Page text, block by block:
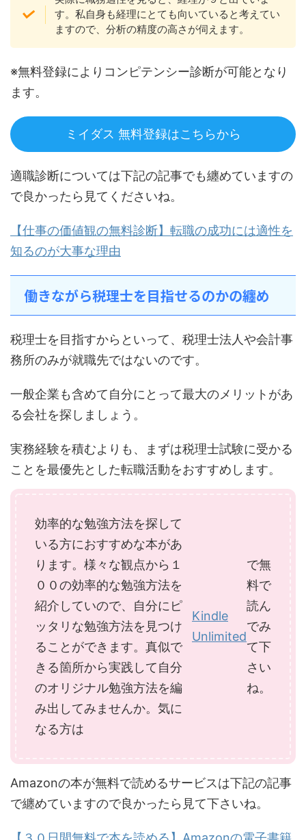
す。私自身も経理にとても向いていると考えてい
ますので、分析の精度の高さが伺えます。
※無料登録によりコンピテンシー診断が可能となり
ます。
ミイダス 無料登録はこちらから
適職診断については下記の記事でも纏めていますの
で良かったら見てくださいね。
【仕事の価値観の無料診断】転職の成功には適性を
知るのが大事な理由
働きながら税理士を目指せるのかの纏め
税理士を目指すからといって、税理士法人や会計事
務所のみが就職先ではないのです。
一般企業も含めて自分にとって最大のメリットがあ
る会社を探しましょう。
実務経験を積むよりも、まずは税理士試験に受かる
ことを最優先とした転職活動をおすすめします。
効率的な勉強方法を探して
いる方におすすめな本があ
ります。様々な観点から１
００の効率的な勉強方法を
紹介していので、自分にピ
ッタリな勉強方法を見つけ
ることができます。真似で
きる箇所から実践して自分
のオリジナル勉強方法を編
み出してみませんか。気に
なる方は
Kindle
Unlimited
で無
料で
読ん
でみ
て下
さい
ね。
Amazonの本が無料で読めるサービスは下記の記事
で纏めていますので良かったら見て下さいね。